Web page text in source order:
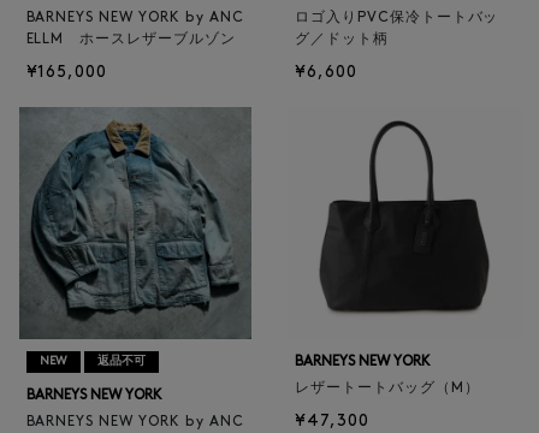
BARNEYS NEW YORK by ANC
ELLM ホースレザーブルゾン
¥165,000
ロゴ入りPVC保冷トートバッ
グ／ドット柄
¥6,600
NEW 返品不可
BARNEYS NEW YORK
BARNEYS NEW YORK by ANC
BARNEYS NEW YORK
レザートートバッグ（M）
¥47,300